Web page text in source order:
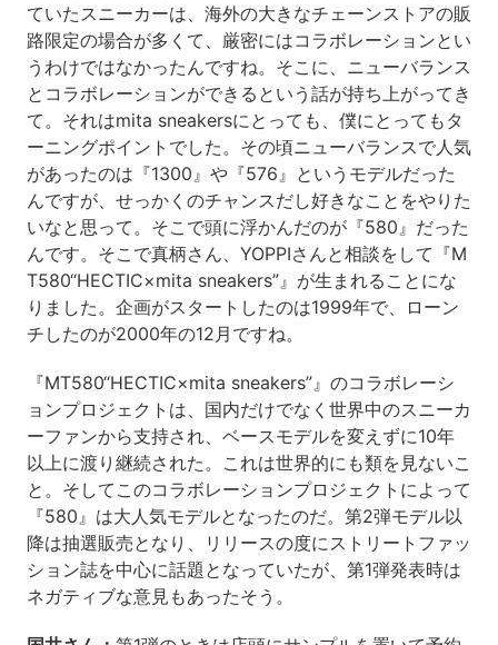
ていたスニーカーは、海外の大きなチェーンストアの販
路限定の場合が多くて、厳密にはコラボレーションとい
うわけではなかったんですね。そこに、ニューバランス
とコラボレーションができるという話が持ち上がってき
て。それはmita sneakersにとっても、僕にとってもタ
ーニングポイントでした。その頃ニューバランスで人気
があったのは『1300』や『576』というモデルだった
んですが、せっかくのチャンスだし好きなことをやりた
いなと思って。そこで頭に浮かんだのが『580』だった
んです。そこで真柄さん、 YOPPIさんと相談をして『M
T580“HECTIC×mita sneakers”』が生まれることにな
りました。企画がスタートしたのは1999年で、ローン
チしたのが2000年の12月ですね。
『MT580“HECTIC×mita sneakers”』のコラボレーシ
ョンプロジェクトは、国内だけでなく世界中のスニーカ
ーファンから支持され、ベースモデルを変えずに10年
以上に渡り継続された。これは世界的にも類を見ないこ
と。そしてこのコラボレーションプロジェクトによって
『580』は大人気モデルとなったのだ。第2弾モデル以
降は抽選販売となり、リリースの度にストリートファッ
ション誌を中心に話題となっていたが、第1弾発表時は
ネガティブな意見もあったそう。